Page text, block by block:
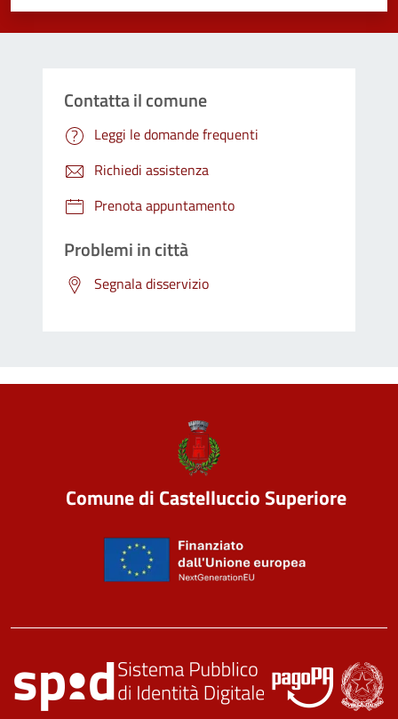
Contatta il comune
Leggi le domande frequenti
Richiedi assistenza
Prenota appuntamento
Problemi in città
Segnala disservizio
Comune di Castelluccio Superiore